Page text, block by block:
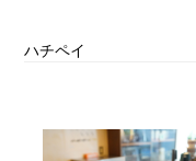
ハチペイ